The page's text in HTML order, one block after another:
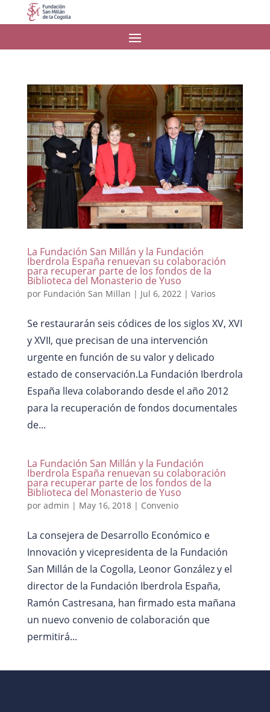
La Fundación San Millán y la Fundación
Iberdrola España renuevan su colaboración
para recuperar parte de los fondos de la
Biblioteca del Monasterio de Yuso
por Fundación San Millan | Jul 6, 2022| Varios
Se restaurarán seis códices de los siglos XV, XVI
y XVII, que precisan de una intervención
urgente en función de su valor y delicado
estado de conservación.La Fundación Iberdrola
España lleva colaborando desde el año 2012
para la recuperación de fondos documentales
de...
La Fundación San Millán y la Fundación
Iberdrola España renuevan su colaboración
para recuperar parte de los fondos de la
Biblioteca del Monasterio de Yuso
por admin | May 16, 2018| Convenio
La consejera de Desarrollo Económico e
Innovación y vicepresidenta de la Fundación
San Millán de la Cogolla, Leonor González y el
director de la Fundación Iberdrola España,
Ramón Castresana, han firmado esta mañana
un nuevo convenio de colaboración que
permitirá...